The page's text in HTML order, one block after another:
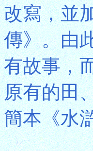
改寫，並
傳》。由
有故事，
原有的田
簡本《水